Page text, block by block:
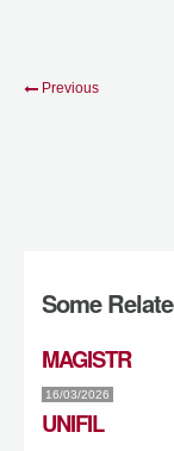
Previous
Some
MAGISTR
16/03/2026
UNIFIL